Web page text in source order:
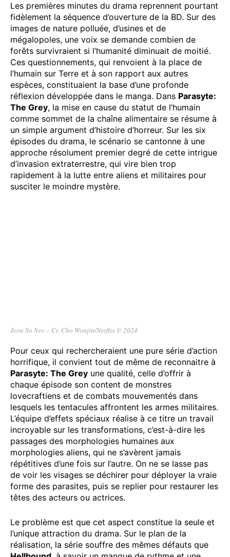
Les premières minutes du drama reprennent pourtant
fidèlement la séquence d’ouverture de la BD. Sur des
images de nature polluée, d’usines et de
mégalopoles, une voix se demande combien de
forêts survivraient si l’humanité diminuait de moitié.
Ces questionnements, qui renvoient à la place de
l’humain sur Terre et à son rapport aux autres
espèces, constituaient la base d’une profonde
réflexion développée dans le manga. Dans Parasyte:
The Grey, la mise en cause du statut de l’humain
comme sommet de la chaîne alimentaire se résume à
un simple argument d’histoire d’horreur. Sur les six
épisodes du drama, le scénario se cantonne à une
approche résolument premier degré de cette intrigue
d’invasion extraterrestre, qui vire bien trop
rapidement à la lutte entre aliens et militaires pour
susciter le moindre mystère.
Jeon So Nee – Cr. Cho Wonjin/Netflix © 2024
Pour ceux qui rechercheraient une pure série d’action
horrifique, il convient tout de même de reconnaitre à
Parasyte: The Grey une qualité, celle d’offrir à
chaque épisode son content de monstres
lovecraftiens et de combats mouvementés dans
lesquels les tentacules affrontent les armes militaires.
L’équipe d’effets spéciaux réalise à ce titre un travail
incroyable sur les transformations, c’est-à-dire les
passages des morphologies humaines aux
morphologies aliens, qui ne s’avèrent jamais
répétitives d’une fois sur l’autre. On ne se lasse pas
de voir les visages se déchirer pour déployer la vraie
forme des parasites, puis se replier pour restaurer les
têtes des acteurs ou actrices.
Le problème est que cet aspect constitue la seule et
l’unique attraction du drama. Sur le plan de la
réalisation, la série souffre des mêmes défauts que